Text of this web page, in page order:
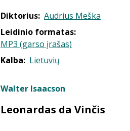
Diktorius: Audrius Meška
Leidinio formatas:
MP3 (garso įrašas)
Kalba: Lietuvių
Walter Isaacson
Leonardas da Vinčis